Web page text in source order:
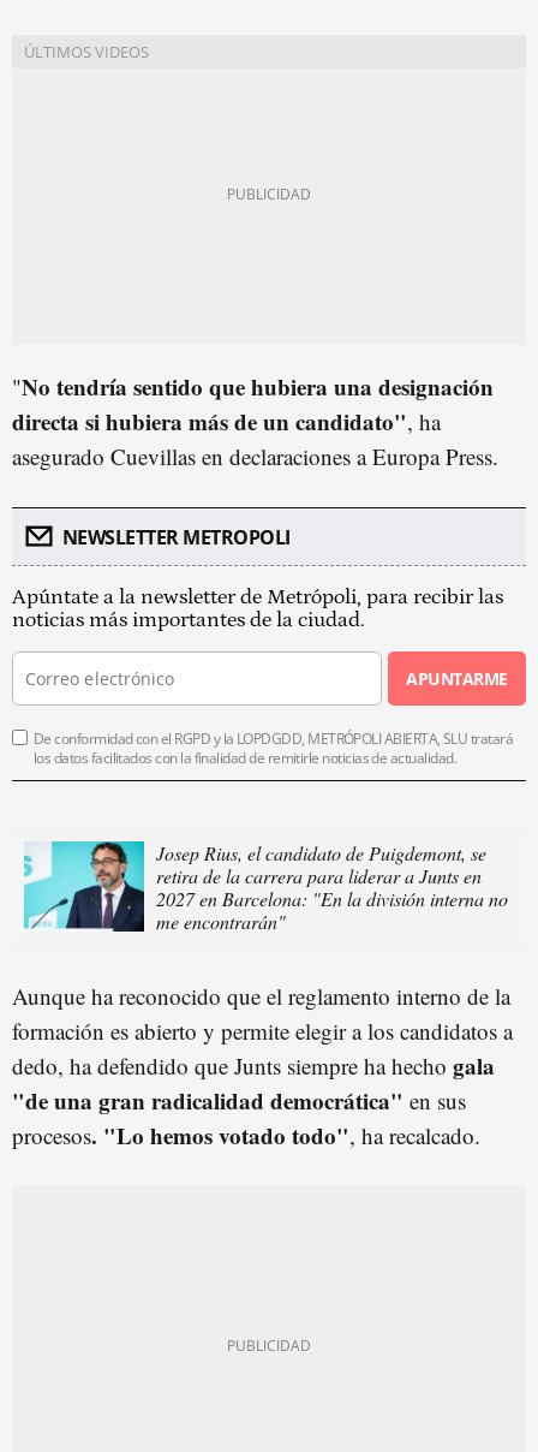
"No tendría sentido que hubiera una designación
directa si hubiera más de un candidato", ha
asegurado Cuevillas en declaraciones a Europa Press.
NEWSLETTER METROPOLI
Apúntate a la newsletter de Metrópoli, para recibir las
noticias más importantes de la ciudad.
APUNTARME
De conformidad con el RGPD y la LOPDGDD, METRÓPOLI ABIERTA, SLU tratará
los datos facilitados con la finalidad de remitirle noticias de actualidad.
Josep Rius, el candidato de Puigdemont, se
retira de la carrera para liderar a Junts en
2027 en Barcelona: "En la división interna no
me encontrarán"
Aunque ha reconocido que el reglamento interno de la
formación es abierto y permite elegir a los candidatos a
dedo, ha defendido que Junts siempre ha hecho gala
"de una gran radicalidad democrática" en sus
procesos. "Lo hemos votado todo", ha recalcado.